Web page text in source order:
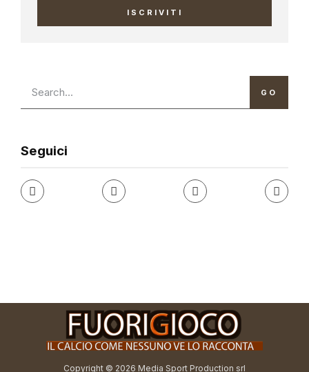
ISCRIVITI
GO
Seguici
Copyright © 2026 Media Sport Production srl